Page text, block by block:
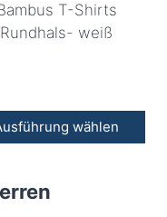
T-Shirts
Rundhals- weiß
wählen